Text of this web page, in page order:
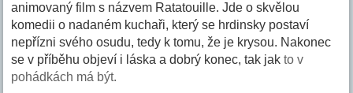
animovaný film s názvem Ratatouille. Jde o skvělou
komedii o nadaném kuchaři, který se hrdinsky postaví
nepřízni svého osudu, tedy k tomu, že je krysou. Nakonec
se v příběhu objeví i láska a dobrý konec, tak jakto v
pohádkách má být.